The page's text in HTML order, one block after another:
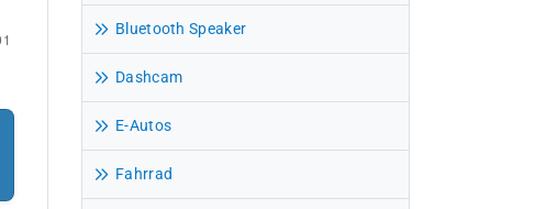
Bluetooth Speaker
Dashcam
E-Autos
Fahrrad